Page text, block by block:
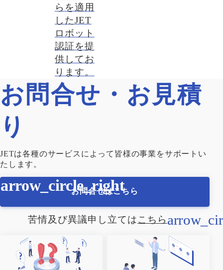
らを適用
したJET
ロボット
認証を提
供してお
ります。
お問合せ・お見積
り
JETは各種のサービスによって皆様の事業をサポートい
たします。
お問合せはこちら
苦情及び異議申し立てはこちら